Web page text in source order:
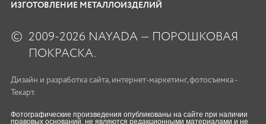
ИЗГОТОВЛЕНИЕ МЕТАЛЛОИЗДЕЛИЙ
© 2009-2026 NAYADA — ПОРОШКОВАЯ
ПОКРАСКА.
Дизайн и разработка сайта, интернет-маркетинг, фотосъемка -
Текарт.
Фотографические произведения опубликованы на сайте при наличии
правовых оснований, не являются редакционными материалами и не